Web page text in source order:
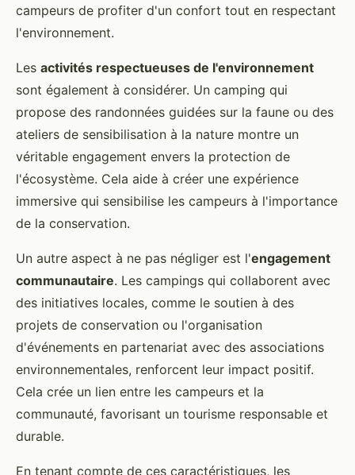
campeurs de profiter d'un confort tout en respectant
l'environnement.
Les activités respectueuses de l'environnement
sont également à considérer. Un camping qui
propose des randonnées guidées sur la faune ou des
ateliers de sensibilisation à la nature montre un
véritable engagement envers la protection de
l'écosystème. Cela aide à créer une expérience
immersive qui sensibilise les campeurs à l'importance
de la conservation.
Un autre aspect à ne pas négliger est l'engagement
communautaire. Les campings qui collaborent avec
des initiatives locales, comme le soutien à des
projets de conservation ou l'organisation
d'événements en partenariat avec des associations
environnementales, renforcent leur impact positif.
Cela crée un lien entre les campeurs et la
communauté, favorisant un tourisme responsable et
durable.
En tenant compte de ces caractéristiques, les